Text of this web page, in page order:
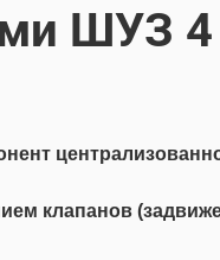
ШУЗ
клапанов